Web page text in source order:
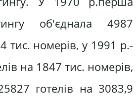
об'єднала 4987
тис. номерів, у 1991 р.-
на 1847 тис. номерів,
готелів на 3083,9